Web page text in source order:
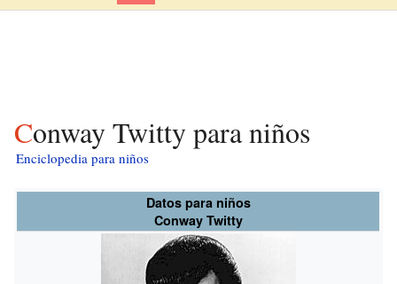
Conway Twitty para niños
Enciclopedia para niños
Datos para niños
Conway Twitty